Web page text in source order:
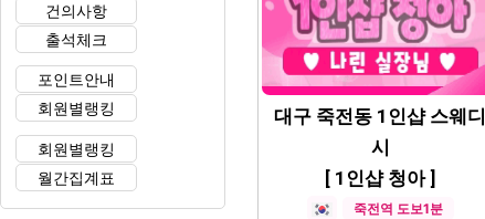
대구 죽전동 1인샵 스웨디
시
[ 1인샵 청아 ]
죽전역 도보1분
건의사항
출석체크
포인트안내
회원별랭킹
회원별랭킹
월간집계표